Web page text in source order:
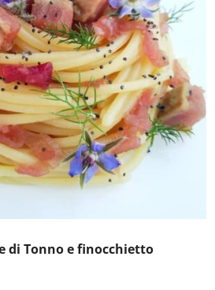
di Tonno e finocchietto